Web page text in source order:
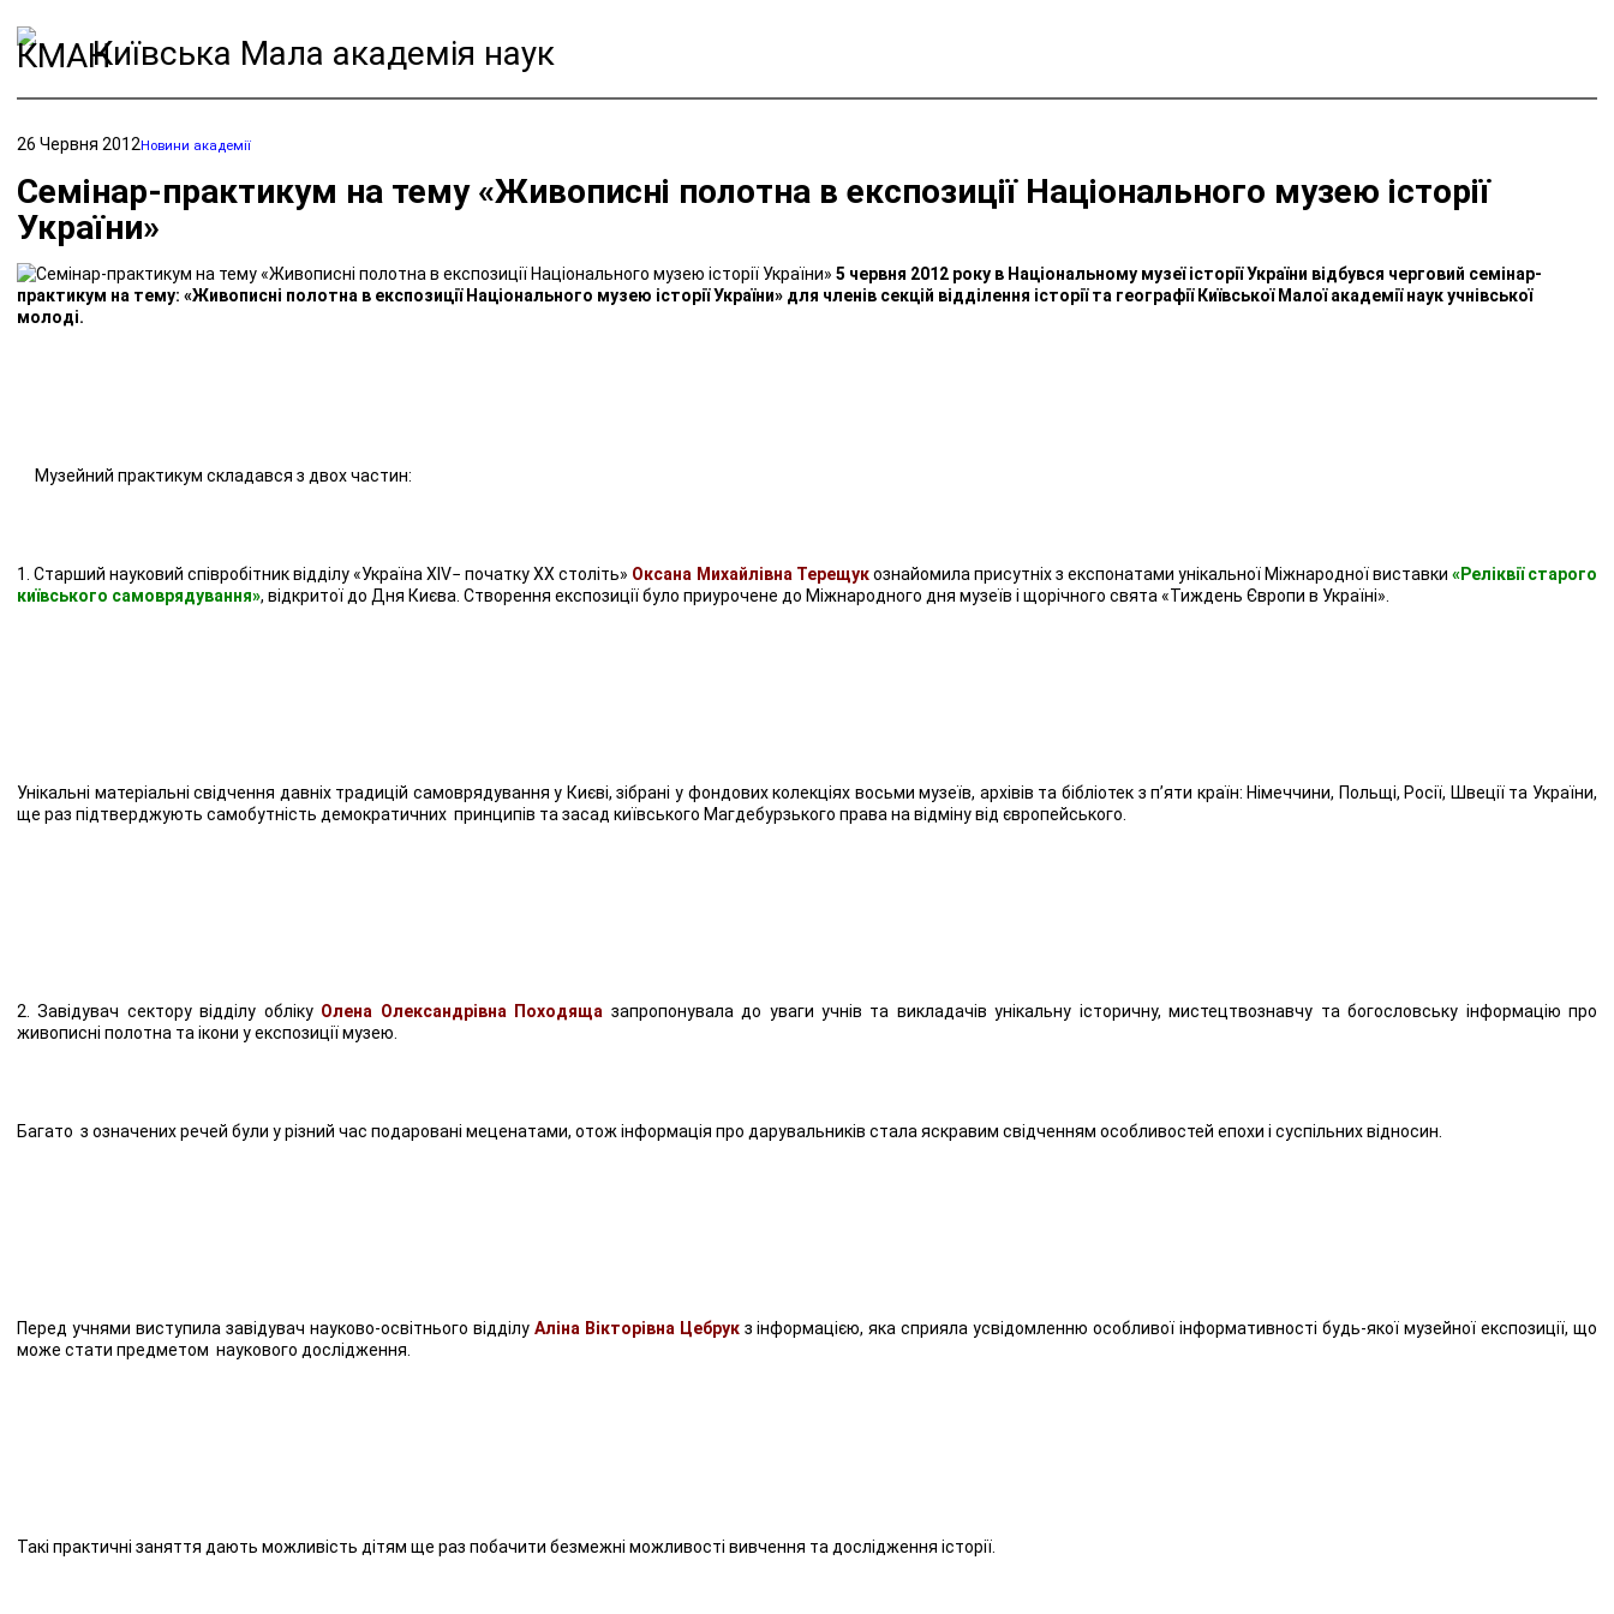
Київська Мала академія наук
26 Червня 2012Новини академії
Cемінар-практикум на тему «Живописні полотна в експозиції Національного музею історії
України»
5 червня 2012 року в Національному музеї історії України відбувся черговий семінар-
практикум на тему: «Живописні полотна в експозиції Національного музею історії України» для членів секцій відділення історії та географії Київської Малої академії наук учнівської
молоді.
Музейний практикум складався з двох частин:
1. Старший науковий співробітник відділу «Україна ХІV− початку ХХ століть» Оксана Михайлівна Терещукознайомила присутніх з експонатами унікальної Міжнародної виставки «Реліквії старого
київського самоврядування», відкритої до Дня Києва. Створення експозиції було приурочене до Міжнародного дня музеїв і щорічного свята «Тиждень Європи в Україні».
Унікальні матеріальні свідчення давніх традицій самоврядування у Києві, зібрані у фондових колекціях восьми музеїв, архівів та бібліотек з п’яти країн: Німеччини, Польщі, Росії, Швеції та України,
ще раз підтверджують самобутність демократичних принципів та засад київського Магдебурзького права на відміну від європейського.
2. Завідувач сектору відділу обліку Олена Олександрівна Походяща запропонувала до уваги учнів та викладачів унікальну історичну, мистецтвознавчу та богословську інформацію про
живописні полотна та ікони у експозиції музею.
Багато з означених речей були у різний час подаровані меценатами, отож інформація про дарувальників стала яскравим свідченням особливостей епохи і суспільних відносин.
Перед учнями виступила завідувач науково-освітнього відділуАліна Вікторівна Цебрукз інформацією, яка сприяла усвідомленню особливої інформативності будь-якої музейної експозиції, що
може стати предметом наукового дослідження.
Такі практичні заняття дають можливість дітям ще раз побачити безмежні можливості вивчення та дослідження історії.